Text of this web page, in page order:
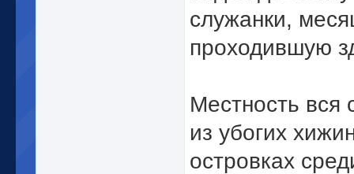
служанки,
проходившую
Местность вся
из убогих
островках